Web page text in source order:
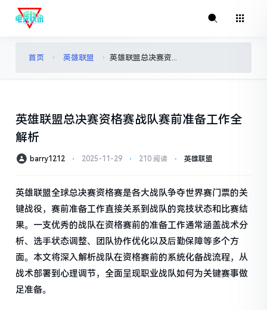
首页 › 英雄联盟 ›
英雄联盟总决赛资格赛战队赛前准备工作全
解析
barry1212 ⋅ 2025-11-29 ⋅ 210 阅读 ⋅ 英雄联盟
英雄联盟全球总决赛资格赛是各大战队争夺世界赛门票的关
键战役，赛前准备工作直接关系到战队的竞技状态和比赛结
果。一支优秀的战队在资格赛前的准备工作通常涵盖战术分
析、选手状态调整、团队协作优化以及后勤保障等多个方
面。本文将深入解析战队在资格赛前的系统化备战流程，从
战术部署到心理调节，全面呈现职业战队如何为关键赛事做
足准备。